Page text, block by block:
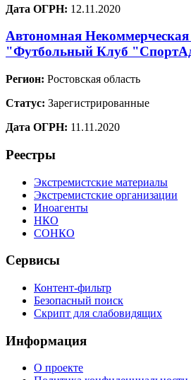
Дата ОГРН: 12.11.2020
Автономная
"Футбольный Клуб
Регион: Ростовская область
Статус: Зарегистрированные
Дата ОГРН: 11.11.2020
Реестры
Экстремистские материалы
Экстремистские организации
Иноагенты
НКО
СОНКО
Сервисы
Контент-фильтр
Безопасный поиск
Скрипт для слабовидящих
Информация
О проекте